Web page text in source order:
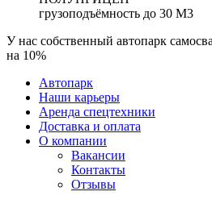
грузоподъёмность до 30 М3
У нас собственный автопарк
на 10%
Автопарк
Наши карьеры
Аренда спецтехники
Доставка и оплата
О компании
Вакансии
Контакты
Отзывы